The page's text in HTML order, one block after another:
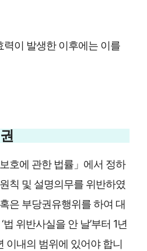
력이 발생한 이후에는 이를
호에 관한 법률」에서 정하
칙 및 설명의무를 위반하였
은 부당권유행위를 하여 대
위반사실을 안 날’부터 1년
이내의 범위에 있어야 합니